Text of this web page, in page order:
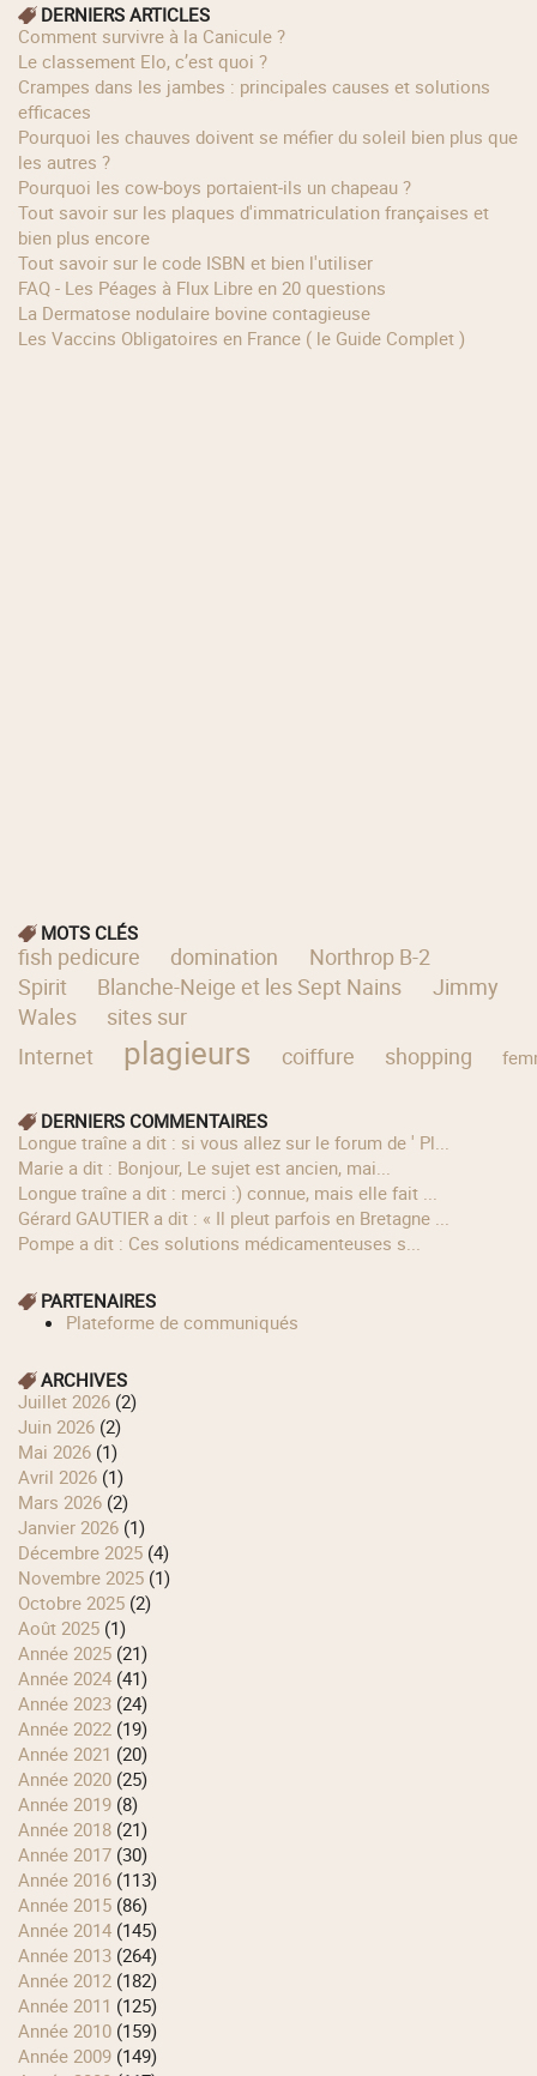
DERNIERS ARTICLES
Comment survivre à la Canicule ?
Le classement Elo, c’est quoi ?
Crampes dans les jambes : principales causes et solutions
efficaces
Pourquoi les chauves doivent se méfier du soleil bien plus que
les autres ?
Pourquoi les cow‑boys portaient‑ils un chapeau ?
Tout savoir sur les plaques d'immatriculation françaises et
bien plus encore
Tout savoir sur le code ISBN et bien l'utiliser
FAQ - Les Péages à Flux Libre en 20 questions
La Dermatose nodulaire bovine contagieuse
Les Vaccins Obligatoires en France ( le Guide Complet )
MOTS CLÉS
fish pedicure domination
Northrop B-2
Spirit
Blanche-Neige et les Sept Nains
Jimmy
Wales
sites sur
Internet
plagieurs coiffure shopping
DERNIERS COMMENTAIRES
longue traîne a dit : si vous allez sur le forum de ' Pl...
Marie a dit : Bonjour, Le sujet est ancien, mai...
longue traîne a dit : merci :) connue, mais elle fait ...
Gérard GAUTIER a dit : « Il pleut parfois en Bretagne ...
Pompe a dit : Ces solutions médicamenteuses s...
PARTENAIRES
Plateforme de communiqués
ARCHIVES
juillet 2026 (2)
juin 2026 (2)
mai 2026 (1)
avril 2026 (1)
mars 2026 (2)
janvier 2026 (1)
décembre 2025 (4)
novembre 2025 (1)
octobre 2025 (2)
août 2025 (1)
année 2025 (21)
année 2024 (41)
année 2023 (24)
année 2022 (19)
année 2021 (20)
année 2020 (25)
année 2019 (8)
année 2018 (21)
année 2017 (30)
année 2016 (113)
année 2015 (86)
année 2014 (145)
année 2013 (264)
année 2012 (182)
année 2011 (125)
année 2010 (159)
année 2009 (149)